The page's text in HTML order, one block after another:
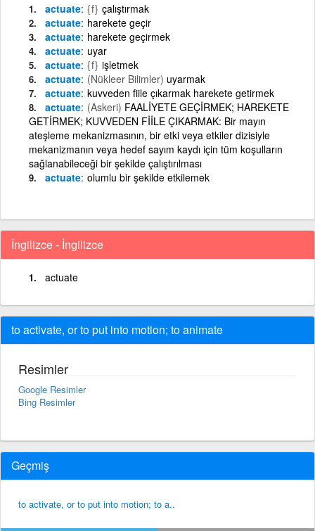
actuate {f} çalıştırmak
actuate harekete geçir
actuate harekete geçirmek
actuate uyar
actuate {f} işletmek
actuate (Nükleer Bilimler) uyarmak
actuate kuvveden fiile çıkarmak harekete getirmek
actuate (Askeri) FAALİYETE GEÇİRMEK; HAREKETE
GETİRMEK; KUVVEDEN FİİLE ÇIKARMAK: Bir mayın
ateşleme mekanizmasının, bir etki veya etkiler dizisiyle
mekanizmanın veya hedef sayım kaydı için tüm koşulların
sağlanabileceği bir şekilde çalıştırılması
actuate olumlu bir şekilde etkilemek
İngilizce - İngilizce
actuate
to activate, or to put into motion; to animate
Resimler
Google Resimler
Bing Resimler
Geçmiş
to activate, or to put into motion; to a..